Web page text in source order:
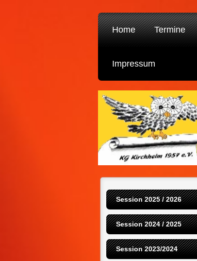
Home Termine
Impressum
Session 2025 / 2026
Session 2024 / 2025
Session 2023/2024